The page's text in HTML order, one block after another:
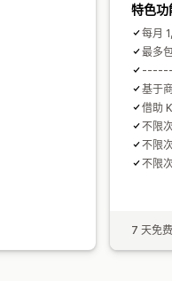
特色功
每月
最多
基于
借助
不限
不限
不限
7 天免